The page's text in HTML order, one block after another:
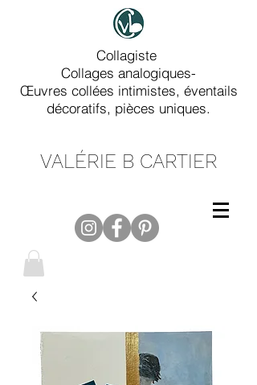
Collagiste
Collages analogiques-
Œuvres collées intimistes, éventails
décoratifs, pièces uniques.
VALÉRIE B CARTIER